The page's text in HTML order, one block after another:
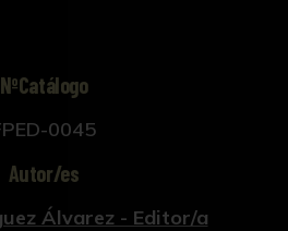
NºCatálogo
0045
Autor/es
Álvarez - Editor/a